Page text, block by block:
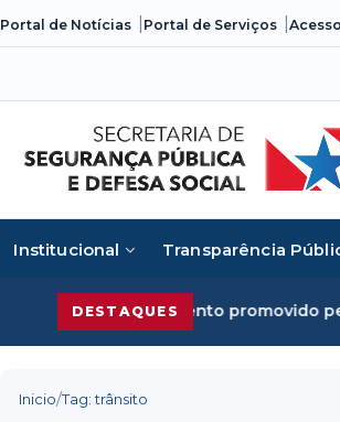
Portal de Notícias Portal de Serviços
Institucional Transparência
DESTAQUES
em evento promovido pelo
Inicio/Tag: trânsito